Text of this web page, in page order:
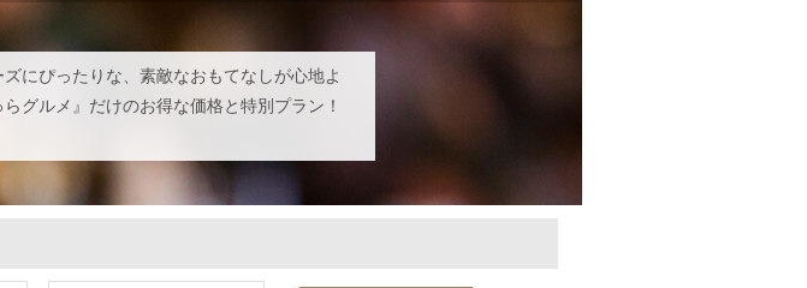
にぴったりな、素敵なおもてなしが心地よ
グルメ』だけのお得な価格と特別プラン！